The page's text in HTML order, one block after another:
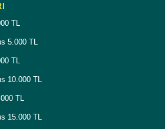
TL
5.000 TL
TL
10.000 TL
TL
15.000 TL